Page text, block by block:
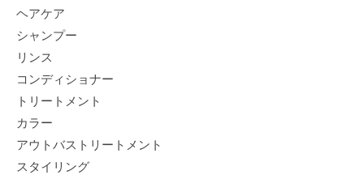
ヘアケア
シャンプー
リンス
コンディショナー
トリートメント
カラー
アウトバストリートメント
スタイリング